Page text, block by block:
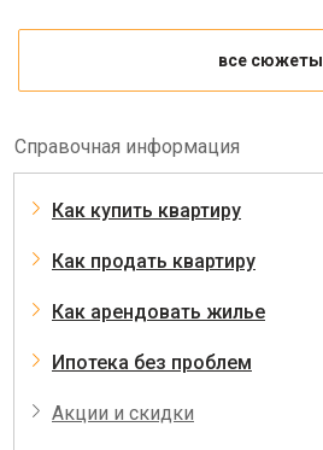
все сюжеты
Справочная информация
Как купить квартиру
Как продать квартиру
Как арендовать жилье
Ипотека без проблем
Акции и скидки